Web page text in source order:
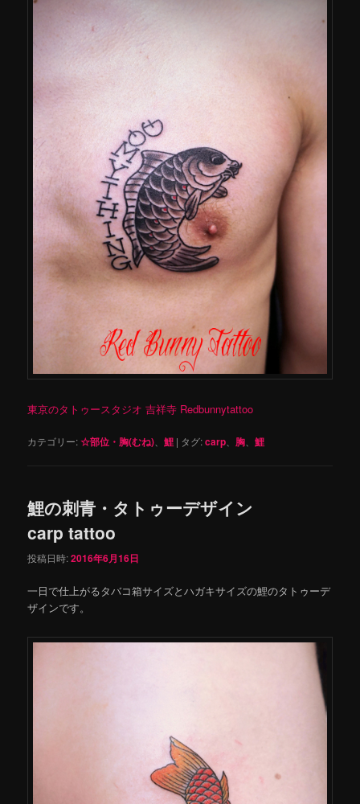
東京のタトゥースタジオ 吉祥寺 Redbunnytattoo
カテゴリー:☆部位・胸(むね) 、鯉 | タグ:carp 胸 、鯉
鯉の刺青・タトゥーデザイン
carp tattoo
投稿日時:2016年6月16日
一日で仕上がるタバコ箱サイズとハガキサイズの鯉のタトゥーデ
ザインです。